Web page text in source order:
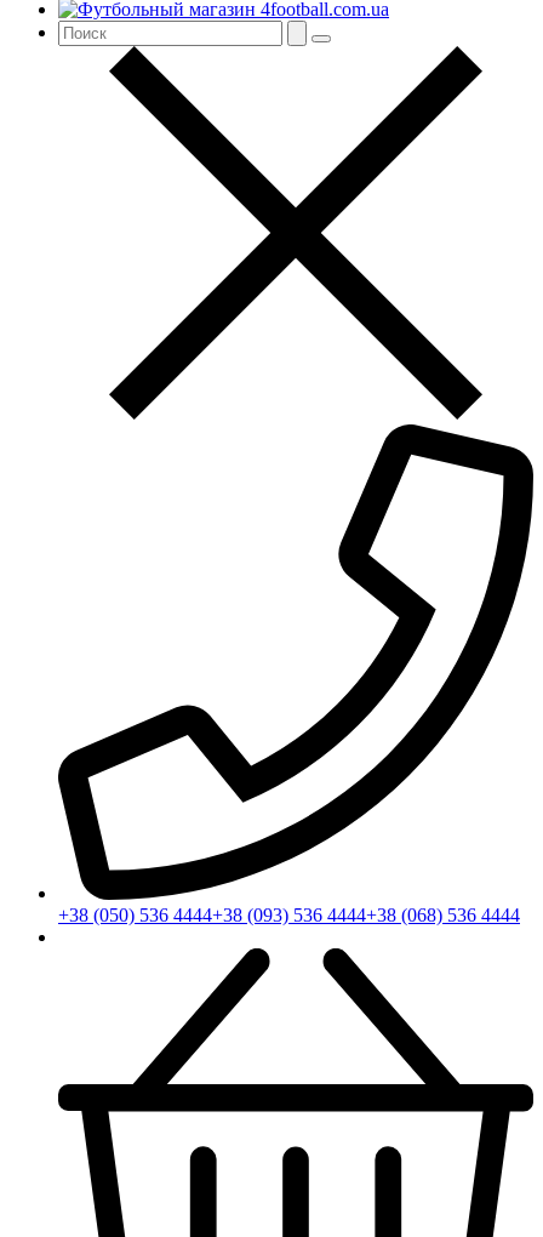
+38 (050) 536 4444+38 (093) 536 4444+38 (068) 536 4444